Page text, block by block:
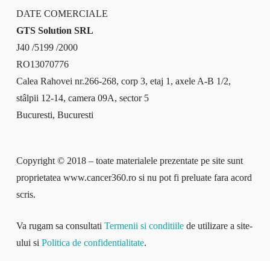
DATE COMERCIALE
GTS Solution SRL
J40 /5199 /2000
RO13070776
Calea Rahovei nr.266-268, corp 3, etaj 1, axele A-B 1/2,
stâlpii 12-14, camera 09A, sector 5
Bucuresti, Bucuresti
Copyright © 2018 – toate materialele prezentate pe site sunt
proprietatea www.cancer360.ro si nu pot fi preluate fara acord
scris.
Va rugam sa consultati Termenii si conditiilede utilizare a site-
ului si Politica de confidentialitate.